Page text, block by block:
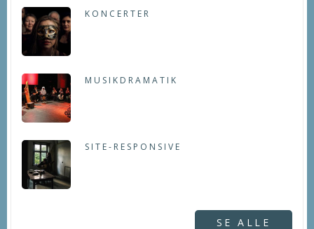
KONCERTER
MUSIKDRAMATIK
SITE-RESPONSIVE
SE ALLE